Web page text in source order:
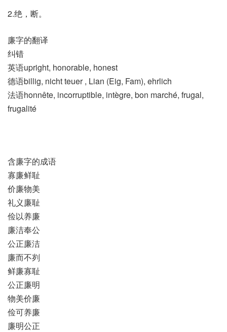
2.绝，断。
廉字的翻译
纠错
英语upright, honorable, honest
德语billig, nicht teuer , Lian (Eig, Fam)​, ehrlich
法语honnête, incorruptible, intègre, bon marché, frugal,
frugalité
含廉字的成语
寡廉鲜耻
价廉物美
礼义廉耻
俭以养廉
廉洁奉公
公正廉洁
廉而不刿
鲜廉寡耻
公正廉明
物美价廉
俭可养廉
廉明公正